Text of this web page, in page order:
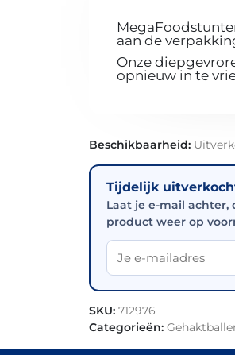
aan de
Onze
opnieuw in te
Beschikbaarheid:
Tijdelijk
Laat je e-mail
product weer op
SKU: 712976
Categorieën: